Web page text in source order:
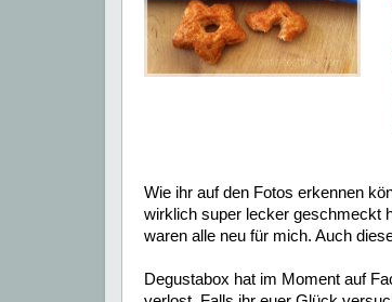
Wie ihr auf den Fotos erkennen
wirklich super lecker geschmeckt
waren alle neu für mich. Auch
Degustabox hat im Moment auf